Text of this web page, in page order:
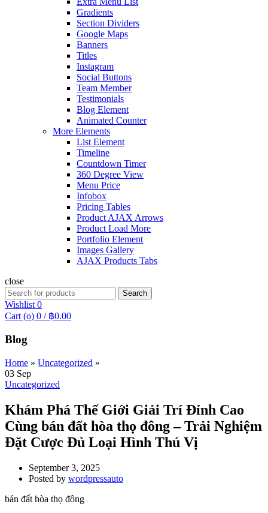
Gradients
Section Dividers
Google Maps
Banners
Titles
Instagram
Social Buttons
Team Member
Testimonials
Blog Element
Animated Counter
More Elements
List Element
Timeline
Countdown Timer
360 Degree View
Menu Price
Infobox
Pricing Tables
Product AJAX Arrows
Product Load More
Portfolio Element
Images Gallery
AJAX Products Tabs
close
Search
for:
Search
Wishlist 0
Cart (o) 0 / ฿0.00
Blog
Home » Uncategorized »
03 Sep
Uncategorized
Khám Phá Thế Giới Giải Trí Đỉnh Cao
Cùng bán đất hòa thọ đông – Trải Nghiệm
Đặt Cược Đủ Loại Hình Thú Vị
September 3, 2025
Posted by wordpressauto
bán đất hòa thọ đông